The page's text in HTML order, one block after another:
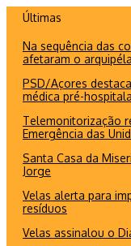
conteúdo
Últimas
Na sequência das
afetaram o
PSD/Açores
médica pré-
Telemonitorização
Emergência das
Santa Casa da
Jorge
Velas alerta para
resíduos
Velas assinalou o